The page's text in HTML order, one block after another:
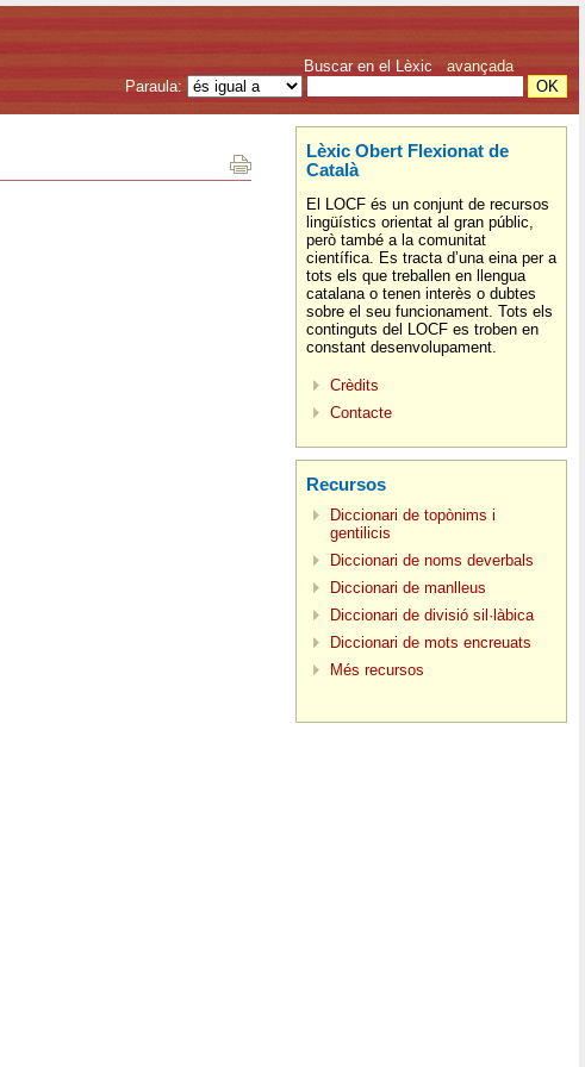
Buscar en el Lèxic avançada
Paraula:
Lèxic Obert Flexionat de
Català
El LOCF és un conjunt de recursos
lingüístics orientat al gran públic,
però també a la comunitat
científica. Es tracta d’una eina per a
tots els que treballen en llengua
catalana o tenen interès o dubtes
sobre el seu funcionament. Tots els
continguts del LOCF es troben en
constant desenvolupament.
Crèdits
Contacte
Recursos
Diccionari de topònims i
gentilicis
Diccionari de noms deverbals
Diccionari de manlleus
Diccionari de divisió sil·làbica
Diccionari de mots encreuats
Més recursos